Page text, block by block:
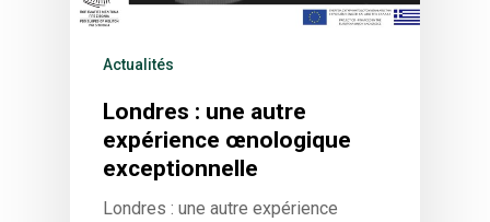
Actualités
Londres : une autre
expérience œnologique
exceptionnelle
Londres : une autre expérience